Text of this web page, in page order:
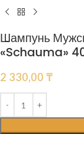
Шампунь
«Schauma»
2 330,00 ₸